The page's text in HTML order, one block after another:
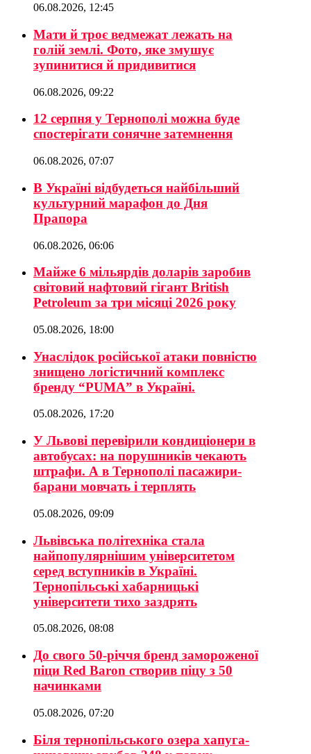
06.08.2026, 12:45
Мати й троє ведмежат лежать на
голій землі. Фото, яке змушує
зупинитися й придивитися
06.08.2026, 09:22
12 серпня у Тернополі можна буде
спостерігати сонячне затемнення
06.08.2026, 07:07
В Україні відбудеться найбільший
культурний марафон до Дня
Прапора
06.08.2026, 06:06
Майже 6 мільярдів доларів заробив
світовий нафтовий гігант British
Petroleum за три місяці 2026 року
05.08.2026, 18:00
Унаслідок російської атаки повністю
знищено логістичний комплекс
бренду “PUMA” в Україні.
05.08.2026, 17:20
У Львові перевірили кондиціонери в
автобусах: на порушників чекають
штрафи. А в Тернополі пасажири-
барани мовчать і терплять
05.08.2026, 09:09
Львівська політехніка стала
найпопулярнішим університетом
серед вступників в Україні.
Тернопільські хабарницькі
університети тихо заздрять
05.08.2026, 08:08
До свого 50-річчя бренд замороженої
піци Red Baron створив піцу з 50
начинками
05.08.2026, 07:20
Біля тернопільського озера хапуга-